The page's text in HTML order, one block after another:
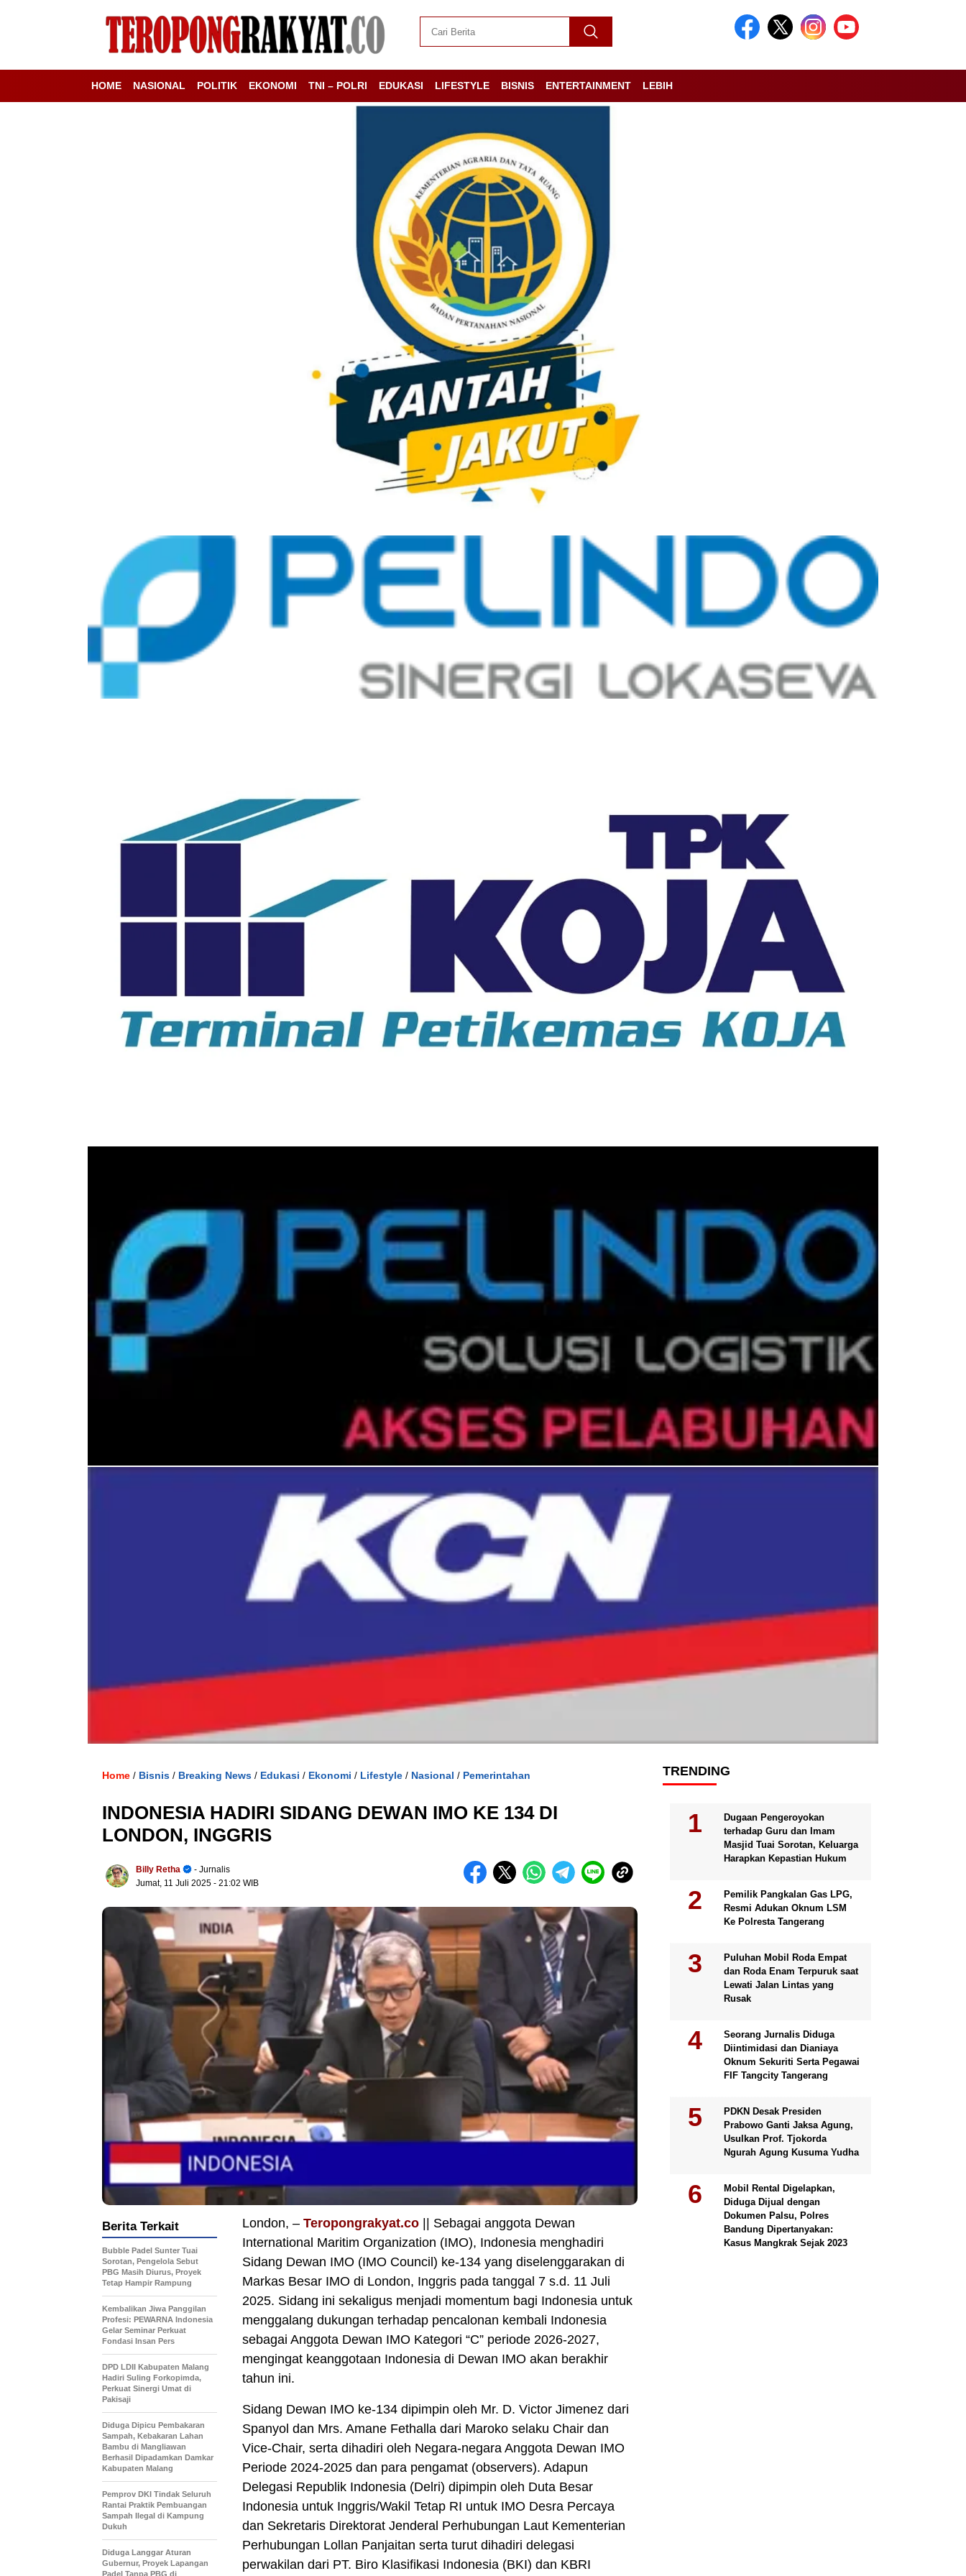
HOME NASIONAL POLITIK EKONOMI TNI – POLRI EDUKASI LIFESTYLE BISNIS ENTERTAINMENT LEBIH
Home / Bisnis / Breaking News / Edukasi / Ekonomi / Lifestyle / Nasional / Pemerintahan
INDONESIA HADIRI SIDANG DEWAN IMO KE 134 DI
LONDON, INGGRIS
Billy Retha
- Jurnalis
Jumat, 11 Juli 2025 - 21:02 WIB
London, – Teropongrakyat.co || Sebagai anggota Dewan
International Maritim Organization (IMO), Indonesia menghadiri
Sidang Dewan IMO (IMO Council) ke-134 yang diselenggarakan di
Markas Besar IMO di London, Inggris pada tanggal 7 s.d. 11 Juli
2025. Sidang ini sekaligus menjadi momentum bagi Indonesia untuk
menggalang dukungan terhadap pencalonan kembali Indonesia
sebagai Anggota Dewan IMO Kategori “C” periode 2026-2027,
mengingat keanggotaan Indonesia di Dewan IMO akan berakhir
tahun ini.
Sidang Dewan IMO ke-134 dipimpin oleh Mr. D. Victor Jimenez dari
Spanyol dan Mrs. Amane Fethalla dari Maroko selaku Chair dan
Vice-Chair, serta dihadiri oleh Negara-negara Anggota Dewan IMO
Periode 2024-2025 dan para pengamat (observers). Adapun
Delegasi Republik Indonesia (Delri) dipimpin oleh Duta Besar
Indonesia untuk Inggris/Wakil Tetap RI untuk IMO Desra Percaya
dan Sekretaris Direktorat Jenderal Perhubungan Laut Kementerian
Perhubungan Lollan Panjaitan serta turut dihadiri delegasi
perwakilan dari PT. Biro Klasifikasi Indonesia (BKI) dan KBRI
Berita Terkait
Bubble Padel Sunter Tuai
Sorotan, Pengelola Sebut
PBG Masih Diurus, Proyek
Tetap Hampir Rampung
Kembalikan Jiwa Panggilan
Profesi: PEWARNA Indonesia
Gelar Seminar Perkuat
Fondasi Insan Pers
DPD LDII Kabupaten Malang
Hadiri Suling Forkopimda,
Perkuat Sinergi Umat di
Pakisaji
Diduga Dipicu Pembakaran
Sampah, Kebakaran Lahan
Bambu di Mangliawan
Berhasil Dipadamkan Damkar
Kabupaten Malang
Pemprov DKI Tindak Seluruh
Rantai Praktik Pembuangan
Sampah Ilegal di Kampung
Dukuh
Diduga Langgar Aturan
Gubernur, Proyek Lapangan
Padel Tanpa PBG di
TRENDING
Dugaan Pengeroyokan
terhadap Guru dan Imam
Masjid Tuai Sorotan, Keluarga
Harapkan Kepastian Hukum
Pemilik Pangkalan Gas LPG,
Resmi Adukan Oknum LSM
Ke Polresta Tangerang
Puluhan Mobil Roda Empat
dan Roda Enam Terpuruk saat
Lewati Jalan Lintas yang
Rusak
Seorang Jurnalis Diduga
Diintimidasi dan Dianiaya
Oknum Sekuriti Serta Pegawai
FIF Tangcity Tangerang
PDKN Desak Presiden
Prabowo Ganti Jaksa Agung,
Usulkan Prof. Tjokorda
Ngurah Agung Kusuma Yudha
Mobil Rental Digelapkan,
Diduga Dijual dengan
Dokumen Palsu, Polres
Bandung Dipertanyakan:
Kasus Mangkrak Sejak 2023